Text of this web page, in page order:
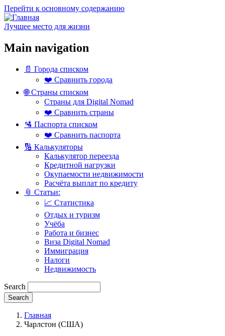
Перейти к основному содержанию
Лучшее место для жизни
Main navigation
📄 Города списком
❤️ Сравнить города
🌐 Страны списком
Страны для Digital Nomad
❤️ Сравнить страны
🛂 Паспорта списком
❤️ Сравнить паспорта
🔢 Калькуляторы
Калькулятор переезда
Кредитной нагрузки
Окупаемости недвижимости
Расчёта выплат по кредиту
📎 Статьи:
📈 Статистика
Отдых и туризм
Учёба
Работа и бизнес
Виза Digital Nomad
Иммиграция
Налоги
Недвижимость
Search
Главная
Чарлстон (США)